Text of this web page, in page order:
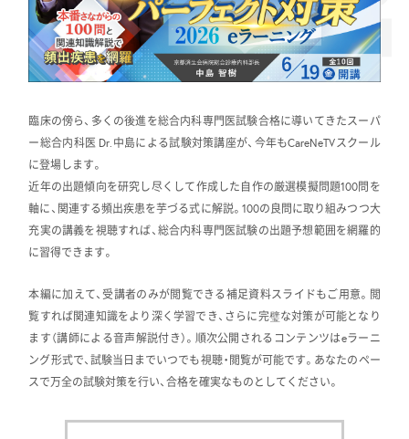
臨床の傍ら、多くの後進を総合内科専門医試験合格に導いてきたスーパ
ー総合内科医 Dr.中島による試験対策講座が、今年もCareNeTVスクール
に登場します。
近年の出題傾向を研究し尽くして作成した自作の厳選模擬問題100問を
軸に、関連する頻出疾患を芋づる式に解説。100の良問に取り組みつつ大
充実の講義を視聴すれば、総合内科専門医試験の出題予想範囲を網羅的
に習得できます。
本編に加えて、受講者のみが閲覧できる補足資料スライドもご用意。閲
覧すれば関連知識をより深く学習でき、さらに完璧な対策が可能となり
ます（講師による音声解説付き）。順次公開されるコンテンツはeラーニ
ング形式で、試験当日までいつでも視聴・閲覧が可能です。あなたのペー
スで万全の試験対策を行い、合格を確実なものとしてください。